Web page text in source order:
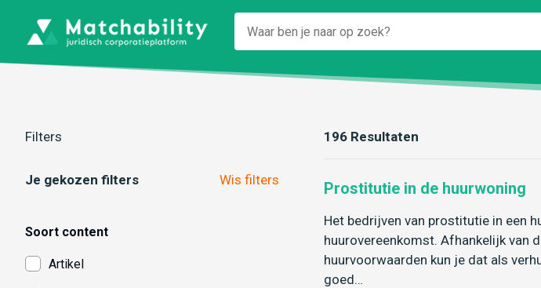
Filters
Je gekozen filters Wis filters
Soort content
Artikel
196 Resultaten
Prostitutie in de huurwoning
Het bedrijven van prostitutie in een
huurovereenkomst. Afhankelijk van
huurvoorwaarden kun je dat als
goed…